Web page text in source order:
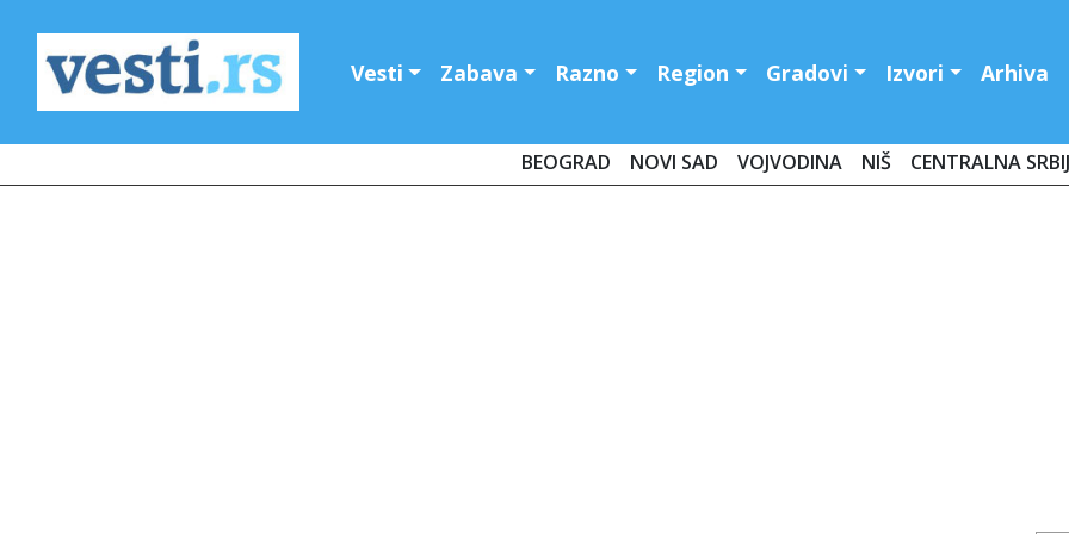
Vesti Zabava Razno Region Gradovi Izvori Arhiva
BEOGRAD NOVI SAD VOJVODINA NIŠ CENTRALNA